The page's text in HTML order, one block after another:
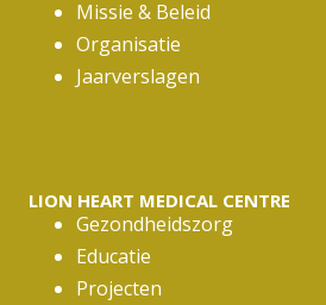
Missie & Beleid
Organisatie
Jaarverslagen
LION HEART MEDICAL CENTRE
Gezondheidszorg
Educatie
Projecten